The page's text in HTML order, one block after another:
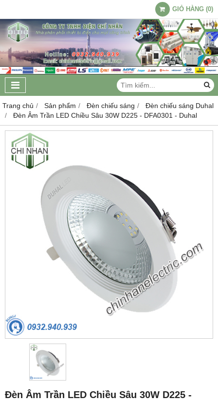
GIỎ HÀNG (0)
Trang chủ Sản phẩm Đèn chiếu sáng
Đèn chiếu sáng Duhal
Đèn Âm Trần LED Chiều Sâu 30W D225 - DFA0301 - Duhal
Đèn Âm Trần LED Chiều Sâu 30W D225 -